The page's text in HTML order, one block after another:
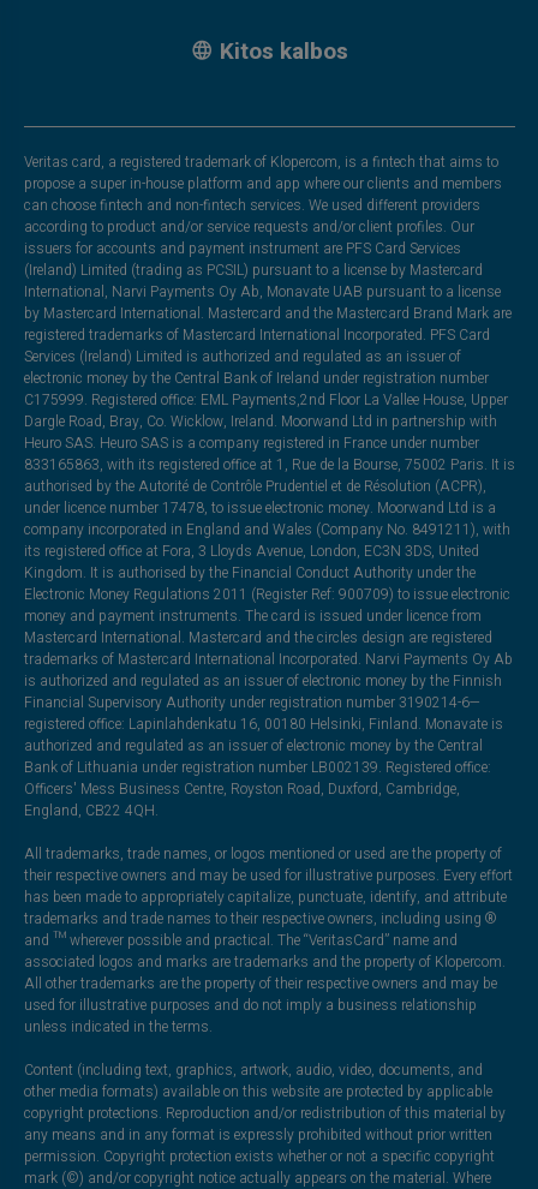
Kitos kalbos
Veritas card, a registered trademark of Klopercom, is a fintech that aims to
propose a super in-house platform and app where our clients and members
can choose fintech and non-fintech services. We used different providers
according to product and/or service requests and/or client profiles. Our
issuers for accounts and payment instrument are PFS Card Services
(Ireland) Limited (trading as PCSIL) pursuant to a license by Mastercard
International, Narvi Payments Oy Ab, Monavate UAB pursuant to a license
by Mastercard International. Mastercard and the Mastercard Brand Mark are
registered trademarks of Mastercard International Incorporated. PFS Card
Services (Ireland) Limited is authorized and regulated as an issuer of
electronic money by the Central Bank of Ireland under registration number
C175999. Registered office: EML Payments,2nd Floor La Vallee House, Upper
Dargle Road, Bray, Co. Wicklow, Ireland. Moorwand Ltd in partnership with
Heuro SAS. Heuro SAS is a company registered in France under number
833165863, with its registered office at 1, Rue de la Bourse, 75002 Paris. It is
authorised by the Autorité de Contrôle Prudentiel et de Résolution (ACPR),
under licence number 17478, to issue electronic money. Moorwand Ltd is a
company incorporated in England and Wales (Company No. 8491211), with
its registered office at Fora, 3 Lloyds Avenue, London, EC3N 3DS, United
Kingdom. It is authorised by the Financial Conduct Authority under the
Electronic Money Regulations 2011 (Register Ref: 900709) to issue electronic
money and payment instruments. The card is issued under licence from
Mastercard International. Mastercard and the circles design are registered
trademarks of Mastercard International Incorporated. Narvi Payments Oy Ab
is authorized and regulated as an issuer of electronic money by the Finnish
Financial Supervisory Authority under registration number 3190214-6—
registered office: Lapinlahdenkatu 16, 00180 Helsinki, Finland. Monavate is
authorized and regulated as an issuer of electronic money by the Central
Bank of Lithuania under registration number LB002139. Registered office:
Officers' Mess Business Centre, Royston Road, Duxford, Cambridge,
England, CB22 4QH.
All trademarks, trade names, or logos mentioned or used are the property of
their respective owners and may be used for illustrative purposes. Every effort
has been made to appropriately capitalize, punctuate, identify, and attribute
trademarks and trade names to their respective owners, including using ®
and ™ wherever possible and practical. The “VeritasCard” name and
associated logos and marks are trademarks and the property of Klopercom.
All other trademarks are the property of their respective owners and may be
used for illustrative purposes and do not imply a business relationship
unless indicated in the terms.
Content (including text, graphics, artwork, audio, video, documents, and
other media formats) available on this website are protected by applicable
copyright protections. Reproduction and/or redistribution of this material by
any means and in any format is expressly prohibited without prior written
permission. Copyright protection exists whether or not a specific copyright
mark (©) and/or copyright notice actually appears on the material. Where